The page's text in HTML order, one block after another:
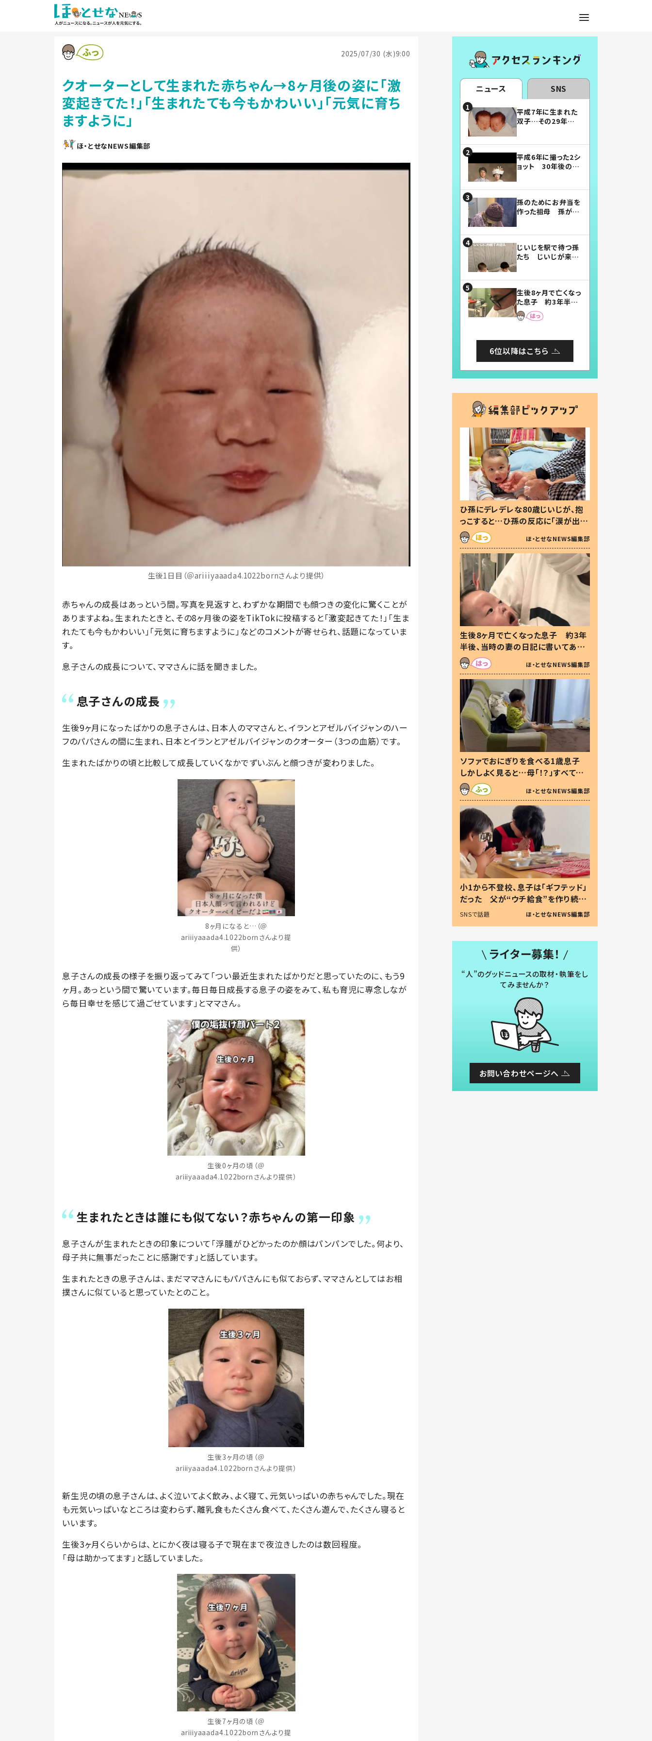
2025/07/30 (水)9:00
クオーターとして生まれた赤ちゃん→8ヶ月後の姿に「激
変起きてた！」「生まれたても今もかわいい」「元気に育ち
ますように」
ほ・とせなNEWS編集部
生後1日目（＠ariiiyaaada4.1022bornさんより提供）
赤ちゃんの成長はあっという間。写真を見返すと、わずかな期間でも顔つきの変化に驚くことが
ありますよね。生まれたときと、その8ヶ月後の姿をTikTokに投稿すると「激変起きてた！」「生ま
れたても今もかわいい」「元気に育ちますように」などのコメントが寄せられ、話題になっていま
す。
息子さんの成長について、ママさんに話を聞きました。
息子さんの成長
生後9ヶ月になったばかりの息子さんは、日本人のママさんと、イランとアゼルバイジャンのハー
フのパパさんの間に生まれ、日本とイランとアゼルバイジャンのクオーター（3つの血筋）です。
生まれたばかりの頃と比較して成長していくなかでずいぶんと顔つきが変わりました。
8ヶ月になると…（＠
ariiiyaaada4.1022bornさんより提
供）
息子さんの成長の様子を振り返ってみて「つい最近生まれたばかりだと思っていたのに、もう9
ヶ月。あっという間で驚いています。毎日毎日成長する息子の姿をみて、私も育児に専念しなが
ら毎日幸せを感じて過ごせています」とママさん。
生後0ヶ月の頃（＠
ariiiyaaada4.1022bornさんより提供）
生まれたときは誰にも似てない？赤ちゃんの第一印象
息子さんが生まれたときの印象について「浮腫がひどかったのか顔はパンパンでした。何より、
母子共に無事だったことに感謝です」と話しています。
生まれたときの息子さんは、まだママさんにもパパさんにも似ておらず、ママさんとしてはお相
撲さんに似ていると思っていたとのこと。
生後3ヶ月の頃（＠
ariiiyaaada4.1022bornさんより提供）
新生児の頃の息子さんは、よく泣いてよく飲み、よく寝て、元気いっぱいの赤ちゃんでした。現在
も元気いっぱいなところは変わらず、離乳食もたくさん食べて、たくさん遊んで、たくさん寝ると
いいます。
生後3ヶ月くらいからは、とにかく夜は寝る子で現在まで夜泣きしたのは数回程度。
「母は助かってます」と話していました。
生後7ヶ月の頃（＠
ariiiyaaada4.1022bornさんより提
ニュース SNS
平成7年に生まれた
双子…その29年後
平成6年に撮った2シ
ョット 30年後の姿
孫のためにお弁当を
作った祖母 孫が絶
じいじを駅で待つ孫
たち じいじが来た
まらない」「幸せにな
れる」
生後8ヶ月で亡くなっ
た息子 約3年半
後、当時の妻の日記
に書いてあった本音
6位以降はこちら
ひ孫にデレデレな80歳じいじが、抱
っこすると…ひ孫の反応に「涙が出ま
した」「可愛くて仕方ない」
ほ・とせなNEWS編集部
生後8ヶ月で亡くなった息子 約3年
半後、当時の妻の日記に書いてあっ
た本音とは
ほ・とせなNEWS編集部
ソファでおにぎりを食べる1歳息子
しかしよく見ると…母「！？」すべてを
察した母の投稿に「可愛いから許
す！」「現行犯〜」
ほ・とせなNEWS編集部
小1から不登校、息子は「ギフテッド」
だった 父が“ウチ給食”を作り続け
る理由とは #令和の親 #令和の子
SNSで話題 ほ・とせなNEWS編集部
ライター募集！
“人”のグッドニュースの取材・執筆をし
てみませんか？
お問い合わせページへ